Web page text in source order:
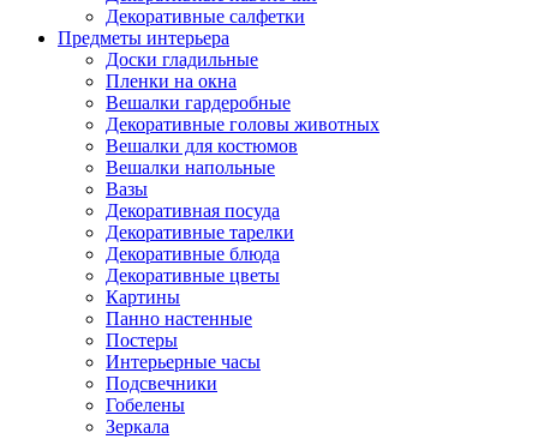
Декоративные салфетки
Предметы интерьера
Доски гладильные
Пленки на окна
Вешалки гардеробные
Декоративные головы животных
Вешалки для костюмов
Вешалки напольные
Вазы
Декоративная посуда
Декоративные тарелки
Декоративные блюда
Декоративные цветы
Картины
Панно настенные
Постеры
Интерьерные часы
Подсвечники
Гобелены
Зеркала